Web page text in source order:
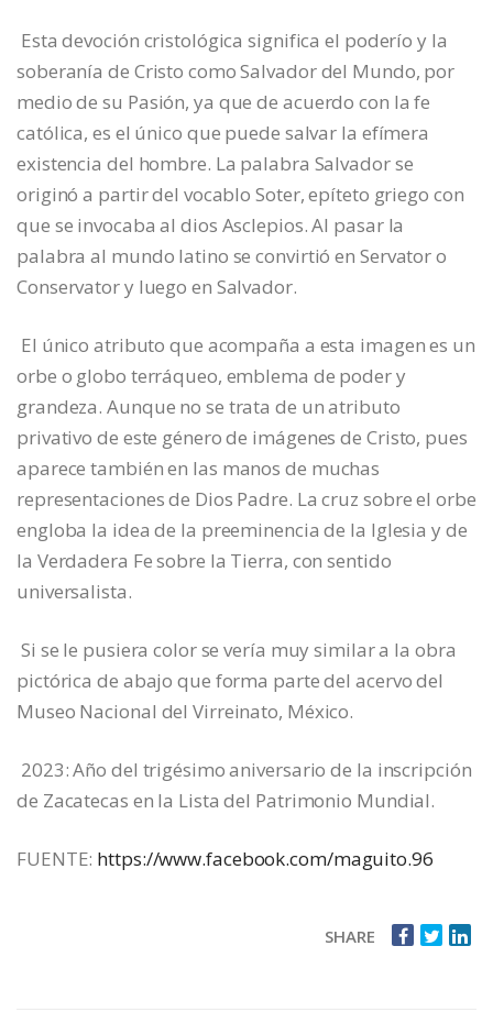
Esta devoción cristológica significa el poderío y la
soberanía de Cristo como Salvador del Mundo, por
medio de su Pasión, ya que de acuerdo con la fe
católica, es el único que puede salvar la efímera
existencia del hombre. La palabra Salvador se
originó a partir del vocablo Soter, epíteto griego con
que se invocaba al dios Asclepios. Al pasar la
palabra al mundo latino se convirtió en Servator o
Conservator y luego en Salvador.
El único atributo que acompaña a esta imagen es un
orbe o globo terráqueo, emblema de poder y
grandeza. Aunque no se trata de un atributo
privativo de este género de imágenes de Cristo, pues
aparece también en las manos de muchas
representaciones de Dios Padre. La cruz sobre el orbe
engloba la idea de la preeminencia de la Iglesia y de
la Verdadera Fe sobre la Tierra, con sentido
universalista.
Si se le pusiera color se vería muy similar a la obra
pictórica de abajo que forma parte del acervo del
Museo Nacional del Virreinato, México.
2023: Año del trigésimo aniversario de la inscripción
de Zacatecas en la Lista del Patrimonio Mundial.
FUENTE: https://www.facebook.com/maguito.96
SHARE